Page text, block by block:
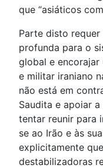
que “asiáticos
Parte disto
profunda para o
global e
e militar iraniano
não está em
Saudita e apoiar
tentar reunir para
se ao Irão e às
explicitamente
destabilizadoras